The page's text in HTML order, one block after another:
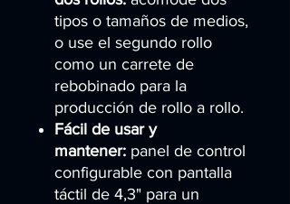
tipos o tamaños de medios,
o use el segundo rollo
como un carrete de
rebobinado para la
producción de rollo a rollo.
Fácil de usar y
mantener: panel de control
configurable con pantalla
táctil de 4,3" para un